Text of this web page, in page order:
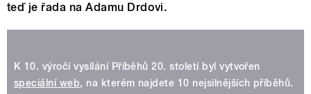
teď je řada na Adamu Drdovi.
K 10. výročí vysílání Příběhů 20. století byl vytvořen
speciální web, na kterém najdete 10 nejsilnějších příběhů.